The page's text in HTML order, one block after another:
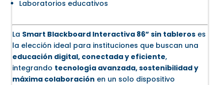
Laboratorios educativos
La Smart Blackboard Interactiva 86” sin tableros es
la elección ideal para instituciones que buscan una
educación digital, conectada y eficiente,
integrando tecnología avanzada, sostenibilidad y
máxima colaboración en un solo dispositivo